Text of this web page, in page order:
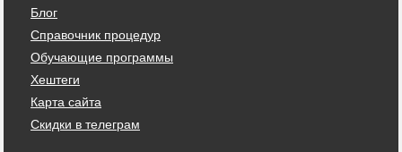
Блог
Справочник процедур
Обучающие программы
Хештеги
Карта сайта
Скидки в телеграм